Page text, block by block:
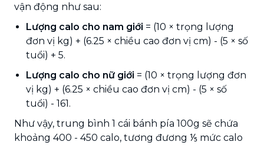
vận động như sau:
Lượng calo cho nam giới = (10 × trọng lượng
đơn vị kg) + (6.25 × chiều cao đơn vị cm) - (5 × số
tuổi) + 5.
Lượng calo cho nữ giới = (10 × trọng lượng đơn
vị kg) + (6.25 × chiều cao đơn vị cm) - (5 × số
tuổi) - 161.
Như vậy, trung bình 1 cái bánh pía 100g sẽ chứa
khoảng 400 - 450 calo, tương đương ⅕ mức calo